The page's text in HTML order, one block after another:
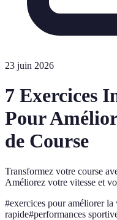
23 juin 2026
7 Exercices
Pour
de Course
Transformez votre course
Améliorez votre vitesse et
#exercices pour améliorer la
rapide#performances